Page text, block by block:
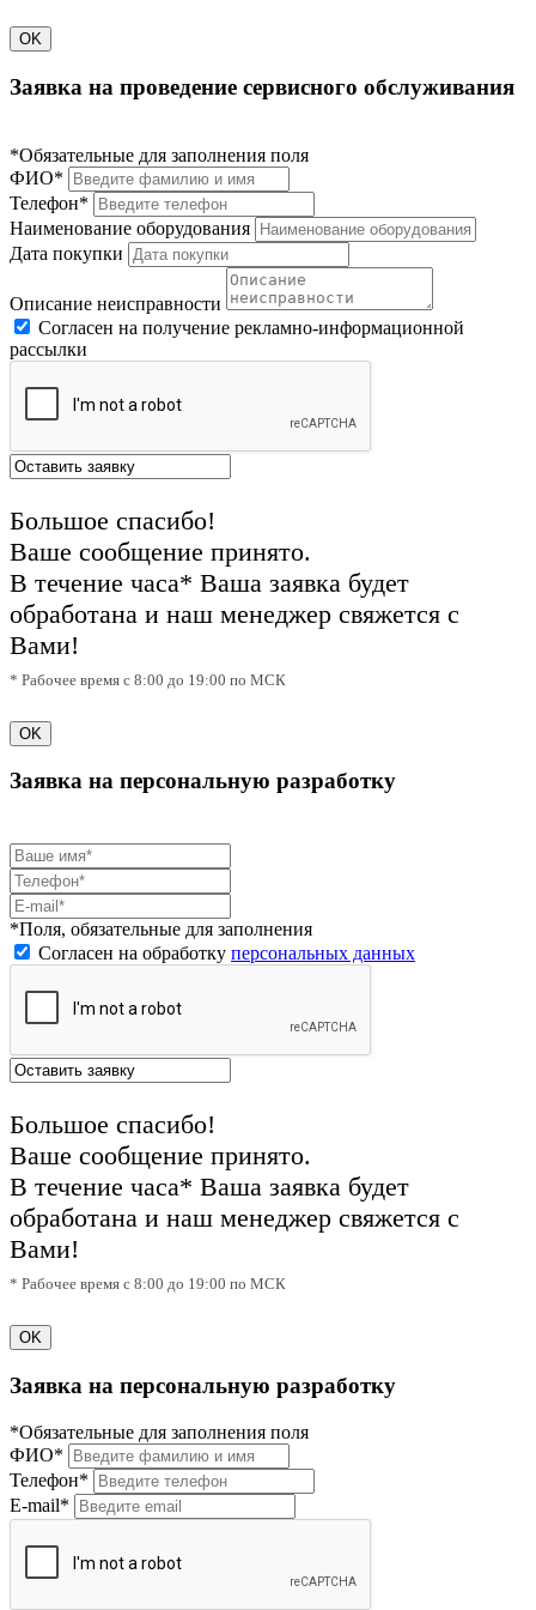
OK
Заявка на проведение сервисного обслуживания
*Обязательные для заполнения поля
ФИО*
Телефон*
Наименование оборудования
Дата покупки
Описание неисправности
Согласен на получение рекламно-информационной
рассылки
Большое спасибо!
Ваше сообщение принято.
В течение часа* Ваша заявка будет
обработана и наш менеджер свяжется с
Вами!
* Рабочее время с 8:00 до 19:00 по МСК
OK
Заявка на персональную разработку
*Поля, обязательные для заполнения
Согласен на обработку персональных данных
Большое спасибо!
Ваше сообщение принято.
В течение часа* Ваша заявка будет
обработана и наш менеджер свяжется с
Вами!
* Рабочее время с 8:00 до 19:00 по МСК
OK
Заявка на персональную разработку
*Обязательные для заполнения поля
ФИО*
Телефон*
E-mail*